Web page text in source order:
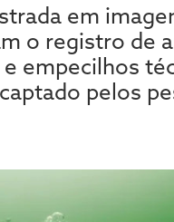
em
o registro de
empecilhos
pelos